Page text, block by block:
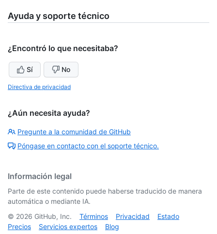
Ayuda y soporte técnico
¿Encontró lo que necesitaba?
Sí No
Directiva de privacidad
¿Aún necesita ayuda?
Pregunte a la comunidad de GitHub
Póngase en contacto con el soporte técnico.
Información legal
Parte de este contenido puede haberse traducido de manera
automática o mediante IA.
© 2026 GitHub, Inc. Términos Privacidad
Estado
Precios
Servicios expertos Blog